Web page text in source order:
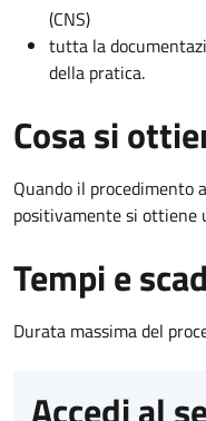
(CNS)
tutta la
della pratica.
Cosa si
Quando il procedimento
positivamente si ottiene
Tempi e
Durata massima del